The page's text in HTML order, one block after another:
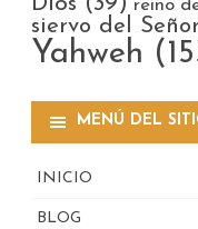
reino
siervo del Señor
Yahweh
MENÚ DEL
INICIO
BLOG